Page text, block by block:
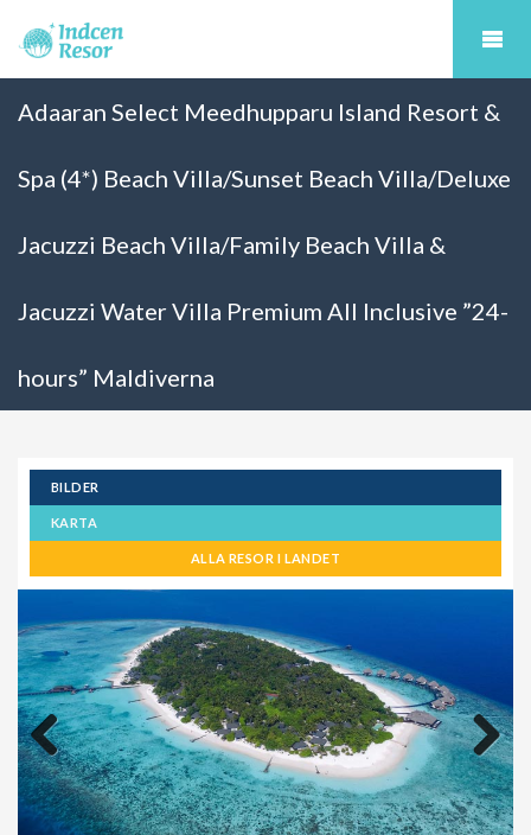
Adaaran Select Meedhupparu Island Resort &
Spa (4*) Beach Villa/Sunset Beach Villa/Deluxe
Jacuzzi Beach Villa/Family Beach Villa &
Jacuzzi Water Villa Premium All Inclusive ”24-
hours” Maldiverna
BILDER
KARTA
ALLA RESOR I LANDET
Previous Next